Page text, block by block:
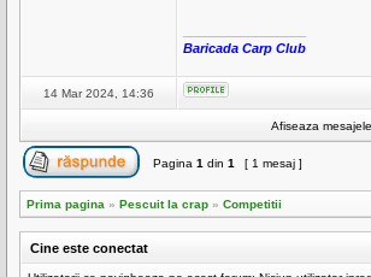
Baricada Carp Club
14 Mar 2024, 14:36
Afiseaza
Pagina 1 din 1 [ 1 mesaj ]
Prima pagina » Pescuit la crap » Competitii
Cine este conectat